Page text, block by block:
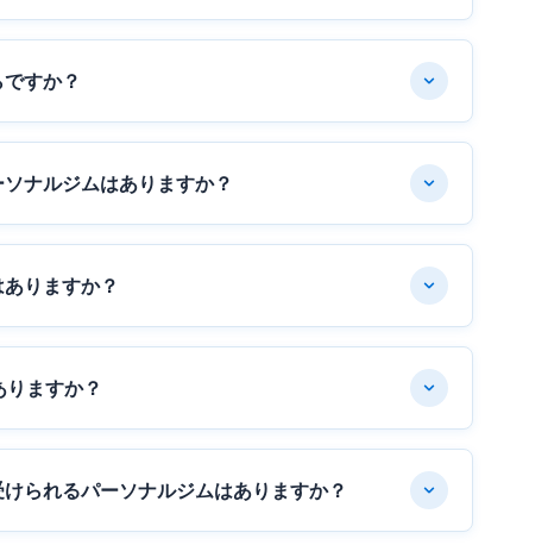
すか？
ナルジムはありますか？
りますか？
ますか？
られるパーソナルジムはありますか？